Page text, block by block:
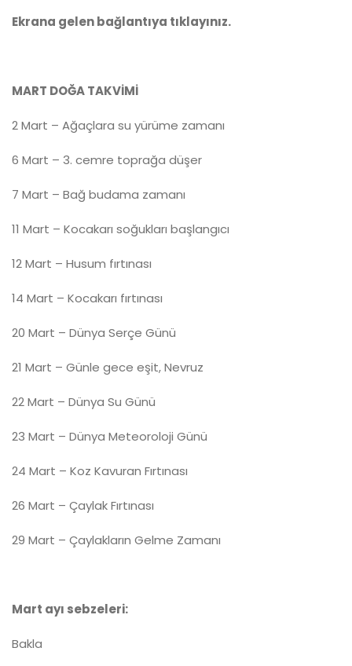
Ekrana gelen bağlantıya tıklayınız.
MART DOĞA TAKVİMİ
2 Mart – Ağaçlara su yürüme zamanı
6 Mart – 3. cemre toprağa düşer
7 Mart – Bağ budama zamanı
11 Mart – Kocakarı soğukları başlangıcı
12 Mart – Husum fırtınası
14 Mart – Kocakarı fırtınası
20 Mart – Dünya Serçe Günü
21 Mart – Günle gece eşit, Nevruz
22 Mart – Dünya Su Günü
23 Mart – Dünya Meteoroloji Günü
24 Mart – Koz Kavuran Fırtınası
26 Mart – Çaylak Fırtınası
29 Mart – Çaylakların Gelme Zamanı
Mart ayı sebzeleri:
Bakla